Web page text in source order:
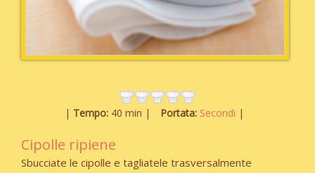
Tempo: 40 min Portata: Secondi
Cipolle ripiene
Sbucciate le cipolle e tagliatele trasversalmente